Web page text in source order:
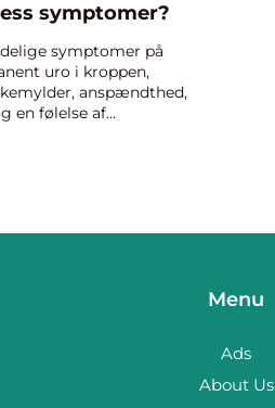
symptomer?
symptomer på
uro i kroppen,
anspændthed,
en følelse af
Menu
Ads
About Us